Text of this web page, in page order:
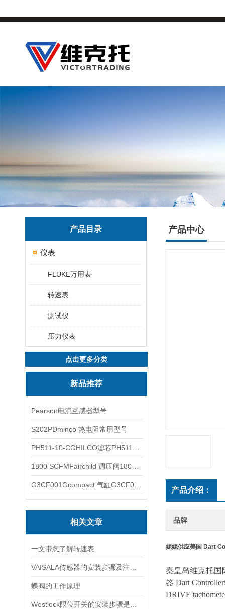
产品目录
仪表
FLUKE万用表
转速表
测试仪
压力仪表
点击更多分类
新品推荐
Pearson电流互感器型号
S202PDminco 热电阻常用型号
相关文章
一文带您了解转速表
蝶阀的工作原理
产品中心
产品介绍：
品牌
妮妮供应美国 Dart
秦皇岛维克托国
器 Dart Controller
DRIVE